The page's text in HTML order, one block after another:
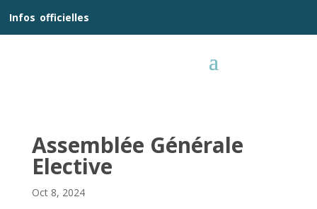
Infos officielles
Assemblée Générale
Elective
Oct 8, 2024